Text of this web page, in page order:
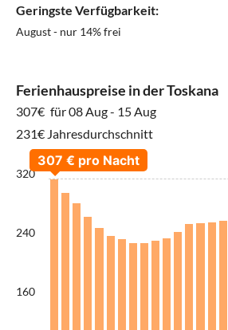
Geringste Verfügbarkeit:
August - nur 14% frei
Ferienhauspreise in der Toskana
307€ für 08 Aug - 15 Aug
231€ Jahresdurchschnitt
320
240
160